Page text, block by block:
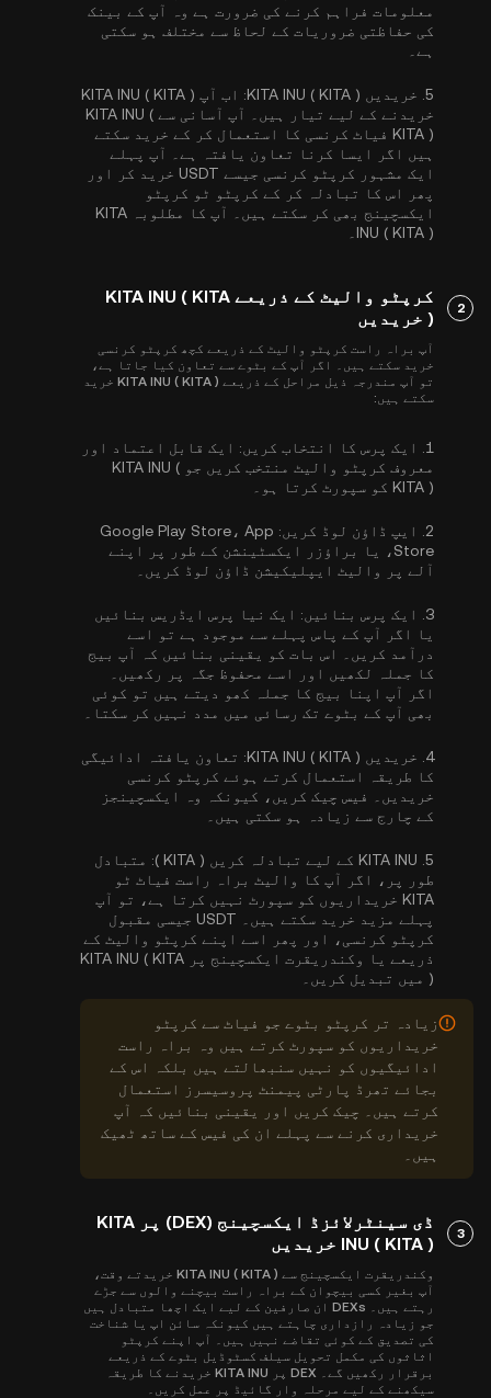
معلومات فراہم کرنے کی ضرورت ہے وہ آپ کے بینک
کی حفاظتی ضروریات کے لحاظ سے مختلف ہو سکتی
ہے۔
5. خریدیں KITA INU ( KITA ):
اب آپ KITA INU ( KITA )
خریدنے کے لیے تیار ہیں۔ آپ آسانی سے KITA INU (
KITA ) فیاٹ کرنسی کا استعمال کر کے خرید سکتے
ہیں اگر ایسا کرنا تعاون یافتہ ہے۔ آپ پہلے
ایک مشہور کرپٹو کرنسی جیسے USDT خرید کر اور
پھر اس کا تبادلہ کر کے کرپٹو ٹو کرپٹو
ایکسچینج بھی کر سکتے ہیں۔ آپ کا مطلوبہ KITA
INU ( KITA )۔
2
کرپٹو والیٹ کے ذریعے KITA INU ( KITA
) خریدیں
آپ براہ راست کرپٹو والیٹ کے ذریعے کچھ کرپٹو کرنسی
خرید سکتے ہیں۔ اگر آپ کے بٹوے سے تعاون کیا جاتا ہے،
تو آپ مندرجہ ذیل مراحل کے ذریعے KITA INU ( KITA ) خرید
سکتے ہیں:
1. ایک پرس کا انتخاب کریں: ایک قابل اعتماد اور
معروف کرپٹو والیٹ منتخب کریں جو KITA INU (
KITA ) کو سپورٹ کرتا ہو۔
2. ایپ ڈاؤن لوڈ کریں: Google Play Store، App
Store، یا براؤزر ایکسٹینشن کے طور پر اپنے
آلے پر والیٹ ایپلیکیشن ڈاؤن لوڈ کریں۔
3. ایک پرس بنائیں: ایک نیا پرس ایڈریس بنائیں
یا اگر آپ کے پاس پہلے سے موجود ہے تو اسے
درآمد کریں۔ اس بات کو یقینی بنائیں کہ آپ بیج
کا جملہ لکھیں اور اسے محفوظ جگہ پر رکھیں۔
اگر آپ اپنا بیج کا جملہ کھو دیتے ہیں تو کوئی
بھی آپ کے بٹوے تک رسائی میں مدد نہیں کر سکتا۔
4. خریدیں KITA INU ( KITA ):
تعاون یافتہ ادائیگی
کا طریقہ استعمال کرتے ہوئے کرپٹو کرنسی
خریدیں۔ فیس چیک کریں، کیونکہ وہ ایکسچینجز
کے چارج سے زیادہ ہو سکتی ہیں۔
5. KITA INU کے لیے تبادلہ کریں ( KITA ):
متبادل
طور پر، اگر آپ کا والیٹ براہ راست فیاٹ ٹو
KITA خریداریوں کو سپورٹ نہیں کرتا ہے، تو آپ
پہلے مزید خرید سکتے ہیں۔ USDT جیسی مقبول
کرپٹو کرنسی، اور پھر اسے اپنے کرپٹو والیٹ کے
ذریعے یا وکندریقرت ایکسچینج پر KITA INU ( KITA
) میں تبدیل کریں۔
زیادہ تر کرپٹو بٹوے جو فیاٹ سے کرپٹو
خریداریوں کو سپورٹ کرتے ہیں وہ براہ راست
ادائیگیوں کو نہیں سنبھالتے ہیں بلکہ اس کے
بجائے تھرڈ پارٹی پیمنٹ پروسیسرز استعمال
کرتے ہیں۔ چیک کریں اور یقینی بنائیں کہ آپ
خریداری کرنے سے پہلے ان کی فیس کے ساتھ ٹھیک
ہیں۔
3
ڈی سینٹرلائزڈ ایکسچینج (DEX) پر KITA
INU ( KITA ) خریدیں
وکندریقرت ایکسچینج سے KITA INU ( KITA ) خریدتے وقت،
آپ بغیر کسی بیچوان کے براہ راست بیچنے والوں سے جڑے
رہتے ہیں۔ DEXs ان صارفین کے لیے ایک اچھا متبادل ہیں
جو زیادہ رازداری چاہتے ہیں کیونکہ سائن اپ یا شناخت
کی تصدیق کے کوئی تقاضے نہیں ہیں۔ آپ اپنے کرپٹو
اثاثوں کی مکمل تحویل سیلف کسٹوڈیل بٹوے کے ذریعے
برقرار رکھیں گے۔ DEX پر KITA INU خریدنے کا طریقہ
سیکھنے کے لیے مرحلہ وار گائیڈ پر عمل کریں۔